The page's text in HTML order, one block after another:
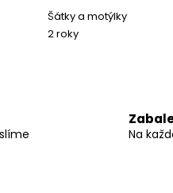
Šátky a motýlky
2 roky
Na